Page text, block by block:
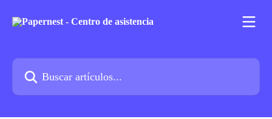
Buscar artículos...